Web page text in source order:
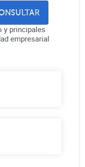
y principales
empresarial